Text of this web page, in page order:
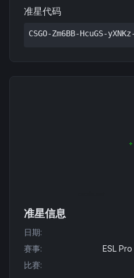
准星代码
CSGO-Zm6BB-HcuGS-
准星信息
日期:
赛事:
ESL
比赛: